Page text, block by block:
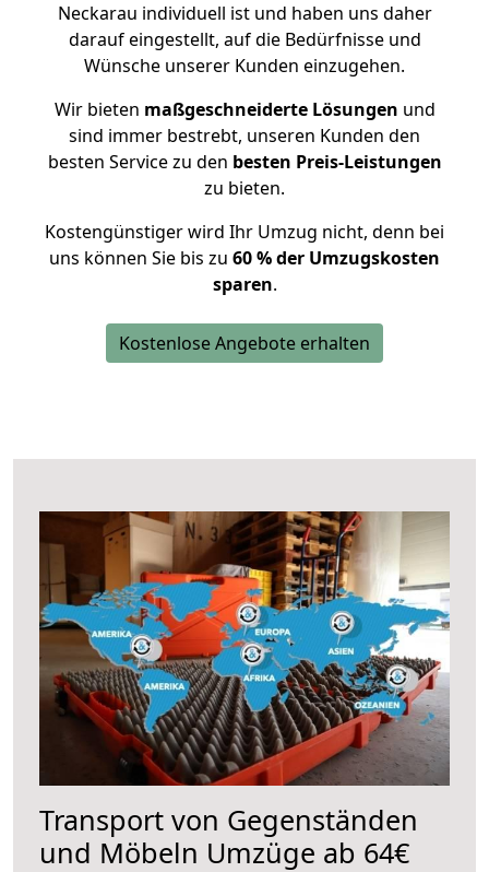
Neckarau individuell ist und haben uns daher
darauf eingestellt, auf die Bedürfnisse und
Wünsche unserer Kunden einzugehen.
Wir bieten maßgeschneiderte Lösungen und
sind immer bestrebt, unseren Kunden den
besten Service zu den besten Preis-Leistungen
zu bieten.
Kostengünstiger wird Ihr Umzug nicht, denn bei
uns können Sie bis zu 60 % der Umzugskosten
sparen.
Kostenlose Angebote erhalten
Transport von Gegenständen
und Möbeln Umzüge ab 64€